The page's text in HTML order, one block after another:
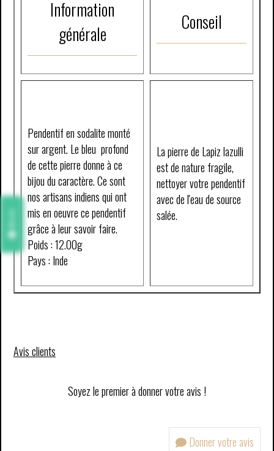
Information
générale
Conseil
Pendentif en sodalite monté
sur argent. Le bleu profond
de cette pierre donne à ce
bijou du caractère. Ce sont
nos artisans indiens qui ont
mis en oeuvre ce pendentif
grâce à leur savoir faire.
Poids : 12.00g
Pays : Inde
La pierre de Lapiz lazulli
est de nature fragile,
nettoyer votre pendentif
avec de l'eau de source
salée.
Avis clients
Soyez le premier à donner votre avis !
Donner votre avis